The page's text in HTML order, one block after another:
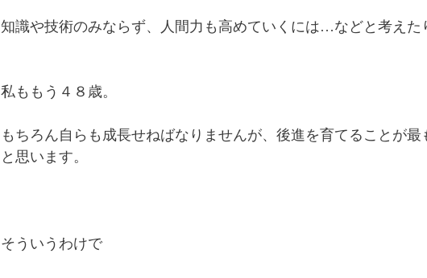
知識や技術のみならず、人間力も高めていくには…などと考えた
私ももう４８歳。
もちろん自らも成長せねばなりませんが、後進を育てることが
と思います。
そういうわけで